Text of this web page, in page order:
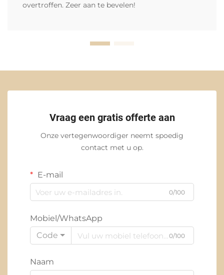
overtroffen. Zeer aan te bevelen!
Vraag een gratis offerte aan
Onze vertegenwoordiger neemt spoedig
contact met u op.
E-mail
0/100
Mobiel/WhatsApp
Code
0/100
Naam